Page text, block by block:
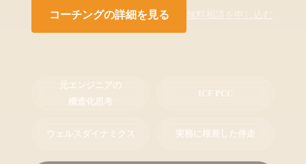
コーチングの詳細を見る
元エンジニアの
構造化思考